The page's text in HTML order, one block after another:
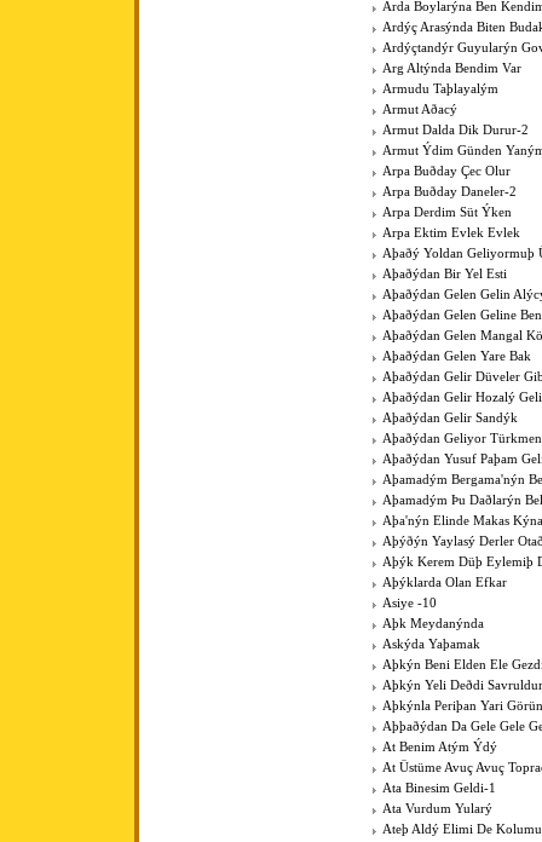
Arda Boylarýna Ben
Ardýç Arasýnda Biten
Ardýçtandýr Guyularýn
Arg Altýnda Bendim Var
Armudu Taþlayalým
Armut Aðacý
Armut Dalda Dik Durur-2
Armut Ýdim Günden
Arpa Buðday Çec Olur
Arpa Buðday Daneler-2
Arpa Derdim Süt Ýken
Arpa Ektim Evlek Evlek
Aþaðý Yoldan Geliyormuþ
Aþaðýdan Bir Yel Esti
Aþaðýdan Gelen Gelin
Aþaðýdan Gelen Geline
Aþaðýdan Gelen Mangal
Aþaðýdan Gelen Yare Bak
Aþaðýdan Gelir Düveler
Aþaðýdan Gelir Hozalý
Aþaðýdan Gelir Sandýk
Aþaðýdan Geliyor
Aþaðýdan Yusuf Paþam
Aþamadým Bergama'nýn
Aþamadým Þu Daðlarýn
Aþa'nýn Elinde Makas
Aþýðýn Yaylasý Derler
Aþýk Kerem Düþ Eylemiþ
Aþýklarda Olan Efkar
Asiye -10
Aþk Meydanýnda
Askýda Yaþamak
Aþkýn Beni Elden Ele
Aþkýn Yeli Deðdi
Aþkýnla Periþan Yari
Aþþaðýdan Da Gele Gele
At Benim Atým Ýdý
At Üstüme Avuç Avuç
Ata Binesim Geldi-1
Ata Vurdum Yularý
Ateþ Aldý Elimi De Kolumu